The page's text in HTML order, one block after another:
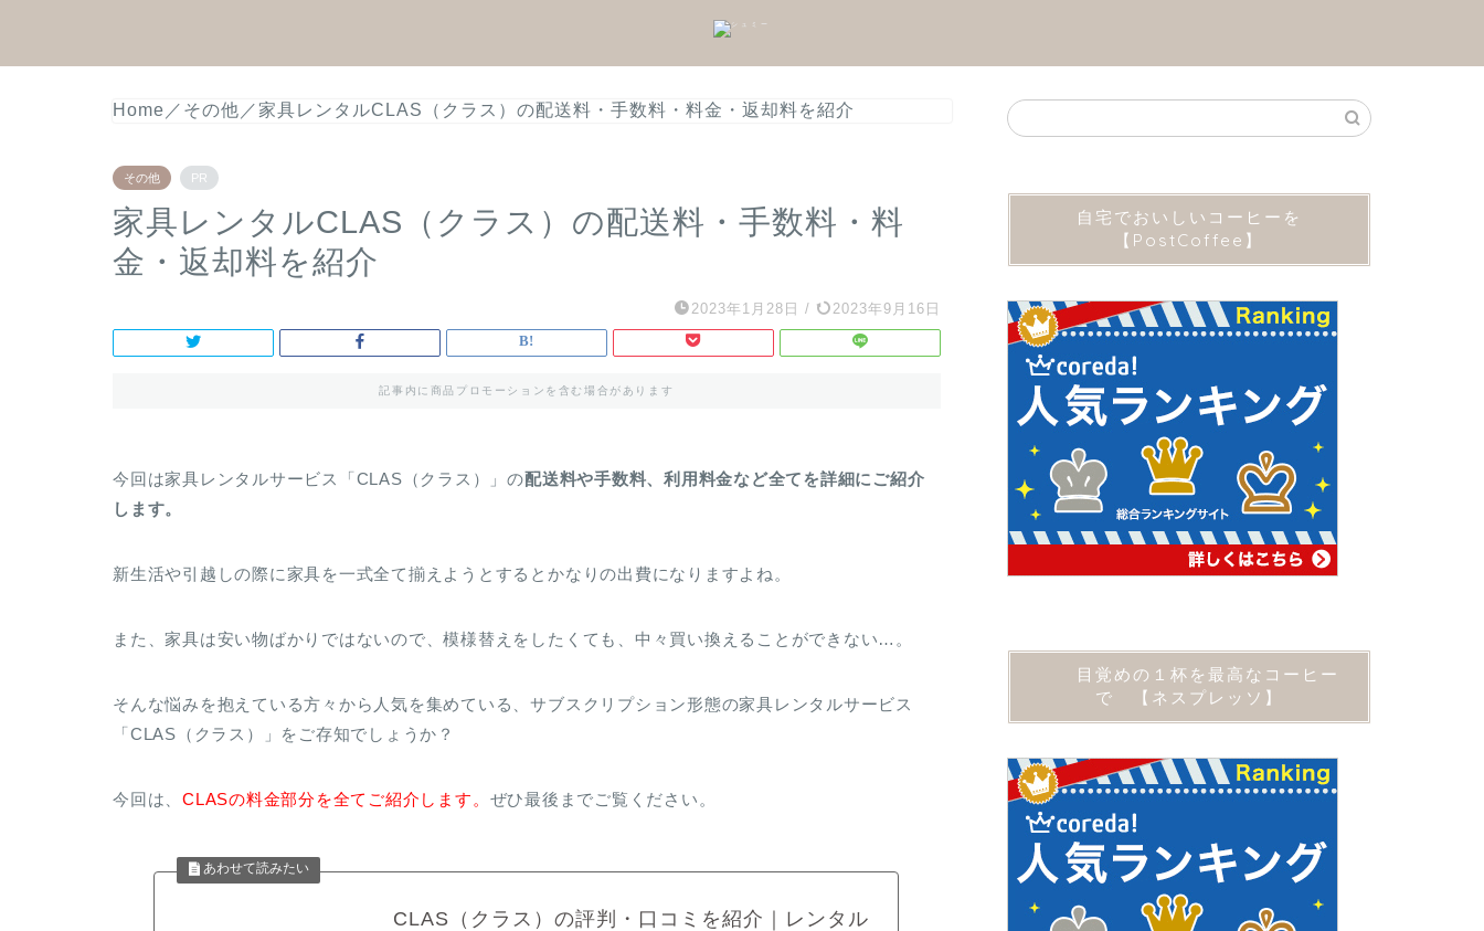
Home ／ その他 ／ 家具レンタルCLAS（クラス）の配送料・手数料・料金・返却料を紹介
その他 PR
家具レンタルCLAS（クラス）の配送料・手数料・料
金・返却料を紹介
2023年1月28日 / 2023年9月16日
記事内に商品プロモーションを含む場合があります
今回は家具レンタルサービス「CLAS（クラス）」の配送料や手数料、利用料金など全てを詳細にご紹介
します。
新生活や引越しの際に家具を一式全て揃えようとするとかなりの出費になりますよね。
また、家具は安い物ばかりではないので、模様替えをしたくても、中々買い換えることができない…。
そんな悩みを抱えている方々から人気を集めている、サブスクリプション形態の家具レンタルサービス
「CLAS（クラス）」をご存知でしょうか？
今回は、CLASの料金部分を全てご紹介します。 ぜひ最後までご覧ください。
CLAS（クラス）の評判・口コミを紹介｜レンタル
自宅でおいしいコーヒーを
【PostCoffee】
目覚めの１杯を最高なコーヒー
で 【ネスプレッソ】